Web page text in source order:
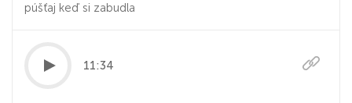
púšťaj keď si zabudla
11:34